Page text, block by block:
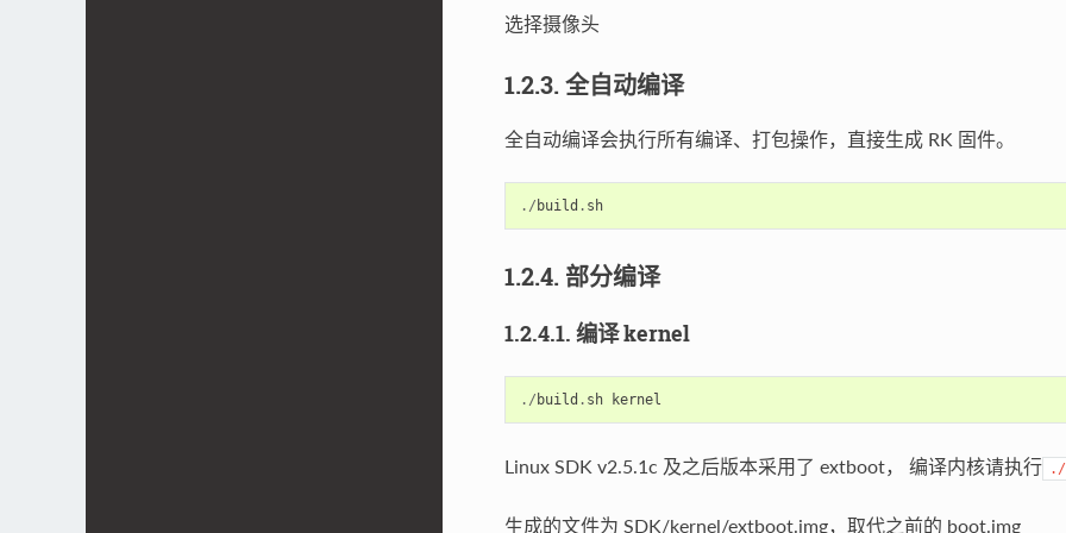
选择摄像头
1.2.3. 全自动编译
全自动编译会执行所有编译、打包操作，直接生成 RK 固件。
./ build . sh
1.2.4. 部分编译
1.2.4.1. 编译 kernel
./ build . sh kernel
Linux SDK v2.5.1c 及之后版本采用了 extboot， 编译内核请执行 ./
生成的文件为 SDK/kernel/extboot.img，取代之前的 boot.img